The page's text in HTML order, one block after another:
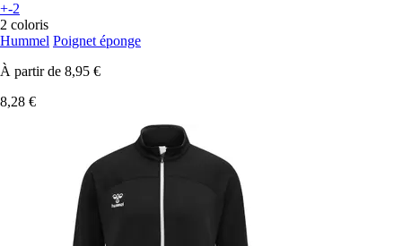
+-2
2 coloris
Hummel Poignet éponge
À partir de 8,95 €
8,28 €